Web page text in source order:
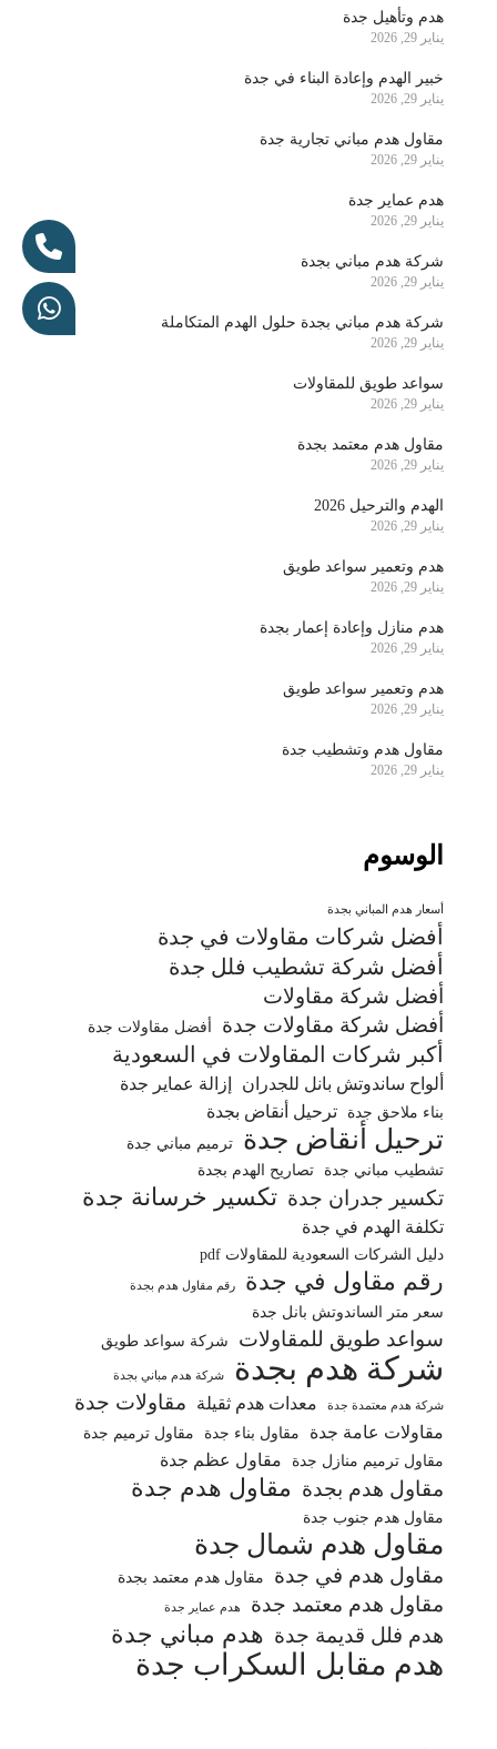
هدم وتأهيل جدة
يناير 29, 2026
خبير الهدم وإعادة البناء في جدة
يناير 29, 2026
مقاول هدم مباني تجارية جدة
يناير 29, 2026
هدم عماير جدة
يناير 29, 2026
شركة هدم مباني بجدة
يناير 29, 2026
شركة هدم مباني بجدة حلول الهدم المتكاملة
يناير 29, 2026
سواعد طويق للمقاولات
يناير 29, 2026
مقاول هدم معتمد بجدة
يناير 29, 2026
الهدم والترحيل 2026
يناير 29, 2026
هدم وتعمير سواعد طويق
يناير 29, 2026
هدم منازل وإعادة إعمار بجدة
يناير 29, 2026
هدم وتعمير سواعد طويق
يناير 29, 2026
مقاول هدم وتشطيب جدة
يناير 29, 2026
الوسوم
أسعار هدم المباني بجدة
أفضل شركات مقاولات في جدة
أفضل شركة تشطيب فلل جدة
أفضل شركة مقاولات
أفضل شركة مقاولات جدة
أفضل مقاولات جدة
أكبر شركات المقاولات في السعودية
ألواح ساندوتش بانل للجدران إزالة عماير جدة
بناء ملاحق جدة ترحيل أنقاض بجدة
ترحيل أنقاض جدة
ترميم مباني جدة
تشطيب مباني جدة
تصاريح الهدم بجدة
تكسير جدران جدة تكسير خرسانة جدة
تكلفة الهدم في جدة
دليل الشركات السعودية للمقاولات pdf
رقم مقاول في جدة رقم مقاول هدم بجدة
سعر متر الساندوتش بانل جدة
سواعد طويق للمقاولات شركة سواعد طويق
شركة هدم بجدة شركة هدم مباني بجدة
شركة هدم معتمدة جدة معدات هدم ثقيلة مقاولات جدة
مقاولات عامة جدة مقاول بناء جدة
مقاول ترميم جدة
مقاول ترميم منازل جدة
مقاول عظم جدة
مقاول هدم بجدة مقاول هدم جدة
مقاول هدم جنوب جدة
مقاول هدم شمال جدة
مقاول هدم في جدة مقاول هدم معتمد بجدة
مقاول هدم معتمد جدة هدم عماير جدة
هدم فلل قديمة جدة هدم مباني جدة
هدم مقابل السكراب جدة